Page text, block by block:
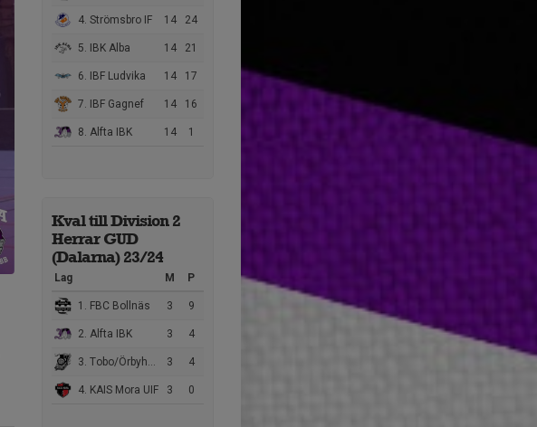
4. Strömsbro IF 14 24
5. IBK Alba 14 21
6. IBF Ludvika 14 17
7. IBF Gagnef 14 16
8. Alfta IBK 14 1
Kval till Division 2
Herrar GUD
(Dalarna) 23/24
Lag M P
1. FBC Bollnäs 3 9
2. Alfta IBK 3 4
3. Tobo/Örbyhus FF 3 4
4. KAIS Mora UIF 3 0